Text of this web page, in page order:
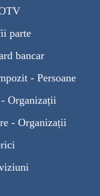
parte
bancar
- Persoane
Organizații
- Organizații